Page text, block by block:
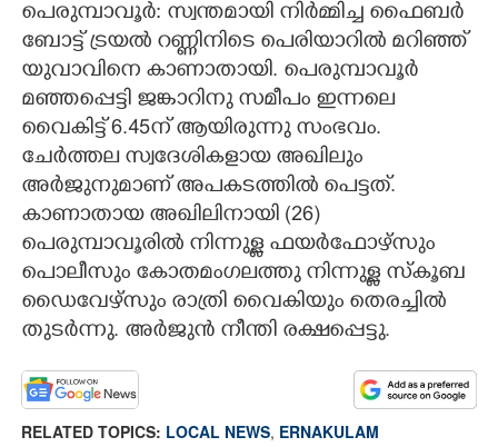
LIFESTYLE
SPIRITUAL
INFO+
ASTRO
CARTOONS
LITERATURE
പെരുമ്പാവൂർ: സ്വന്തമായി നിർമ്മിച്ച ഫൈബർ
ബോട്ട് ട്രയൽ റണ്ണിനിടെ പെരിയാറിൽ മറിഞ്ഞ്
യുവാവിനെ കാണാതായി. പെരുമ്പാവൂർ
മഞ്ഞപ്പെട്ടി ജങ്കാറിനു സമീപം ഇന്നലെ
വൈകിട്ട് 6.45ന് ആയിരുന്നു സംഭവം.
ചേർത്തല സ്വദേശികളായ അഖിലും
അർജുനുമാണ് അപകടത്തിൽ പെട്ടത്.
കാണാതായ അഖിലിനായി (26)​
പെരുമ്പാവൂരിൽ നിന്നുള്ള ഫയർഫോഴ്സും
പൊലീസും കോതമംഗലത്തു നിന്നുള്ള സ്കൂബ
ഡൈവേഴ്സും രാത്രി വൈകിയും തെരച്ചിൽ
തുടർന്നു. അർജുൻ നീന്തി രക്ഷപ്പെട്ടു.
RELATED TOPICS: LOCAL NEWS, ERNAKULAM